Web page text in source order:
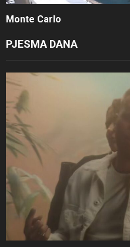
Monte Carlo
PJESMA DANA